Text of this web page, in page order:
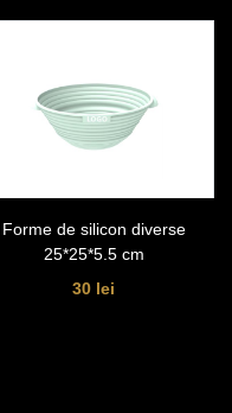
Forme de silicon diverse
25*25*5.5 cm
30 lei